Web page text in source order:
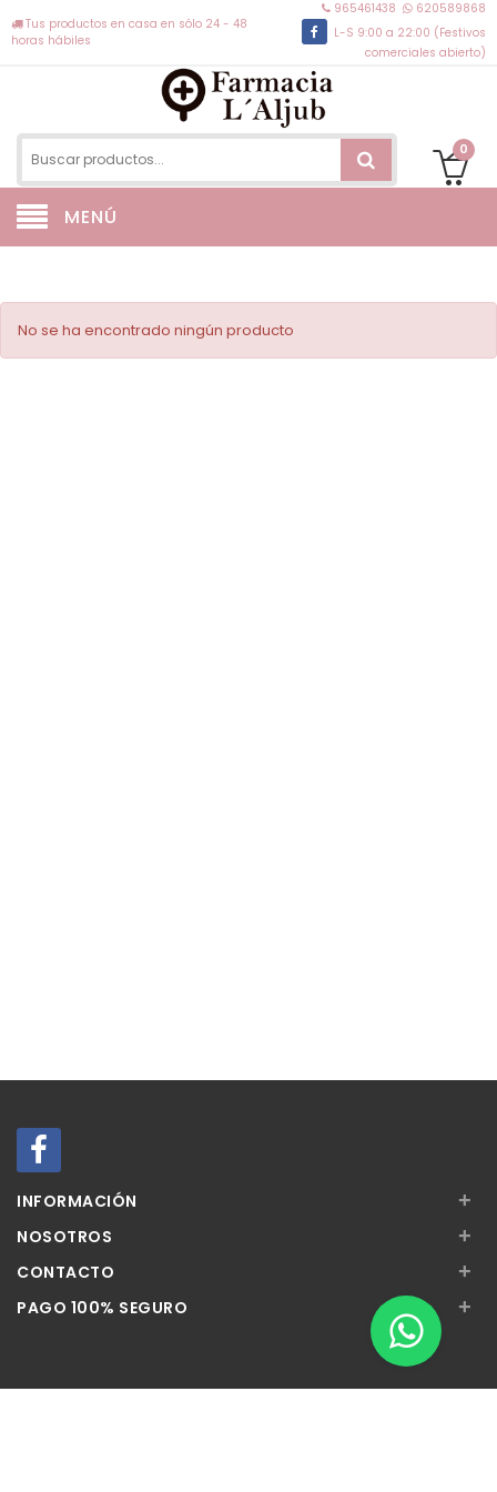
Tus productos en casa en sólo 24 - 48
horas hábiles
965461438
620589868
L-S 9:00 a 22:00 (Festivos
comerciales abierto)
0
MENÚ
No se ha encontrado ningún producto
INFORMACIÓN +
NOSOTROS +
CONTACTO +
PAGO 100% SEGURO +